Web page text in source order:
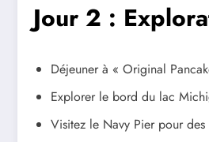
Jour 2 :
Déjeuner à « Original
Explorer le bord du lac
Visitez le Navy Pier pour